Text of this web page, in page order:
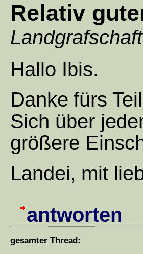
Relativ
Landgrafschaft
Hallo Ibis.
Danke fürs
Sich über
größere
Landei, mit
antworten
gesamter Thread: